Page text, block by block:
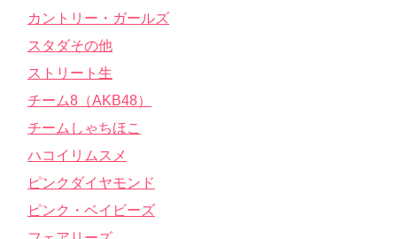
カントリー・ガールズ
スタダその他
ストリート生
チーム8（AKB48）
チームしゃちほこ
ハコイリムスメ
ピンクダイヤモンド
ピンク・ベイビーズ